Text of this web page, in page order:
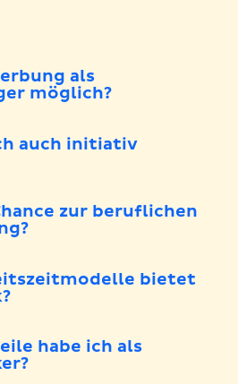
als
möglich?
auch initiativ
zur beruflichen
bietet
habe ich als